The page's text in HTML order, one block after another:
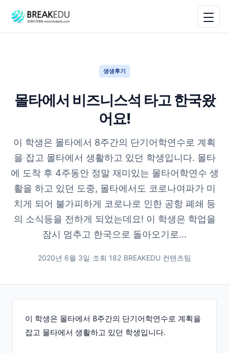
생생후기
몰타에서 비즈니스석 타고 한국왔
어요!
이 학생은 몰타에서 8주간의 단기어학연수로 계획
을 잡고 몰타에서 생활하고 있던 학생입니다. 몰타
에 도착 후 4주동안 정말 재미있는 몰타어학연수 생
활을 하고 있던 도중, 몰타에서도 코로나여파가 미
치게 되어 불가피하게 코로나로 인한 공항 폐쇄 등
의 소식등을 전하게 되었는데요! 이 학생은 학업을
잠시 멈추고 한국으로 돌아오기로...
2020년 6월 3일 조회 182 BREAKEDU 컨텐츠팀
이 학생은 몰타에서 8주간의 단기어학연수로 계획을
잡고 몰타에서 생활하고 있던 학생입니다.